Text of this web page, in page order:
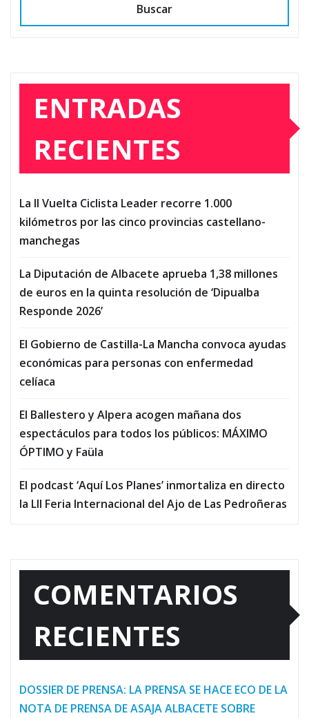
Buscar
ENTRADAS
RECIENTES
La II Vuelta Ciclista Leader recorre 1.000
kilómetros por las cinco provincias castellano-
manchegas
La Diputación de Albacete aprueba 1,38 millones
de euros en la quinta resolución de ‘Dipualba
Responde 2026’
El Gobierno de Castilla-La Mancha convoca ayudas
económicas para personas con enfermedad
celíaca
El Ballestero y Alpera acogen mañana dos
espectáculos para todos los públicos: MÁXIMO
ÓPTIMO y Faüla
El podcast ‘Aquí Los Planes’ inmortaliza en directo
la LII Feria Internacional del Ajo de Las Pedroñeras
COMENTARIOS
RECIENTES
DOSSIER DE PRENSA: LA PRENSA SE HACE ECO DE LA
NOTA DE PRENSA DE ASAJA ALBACETE SOBRE